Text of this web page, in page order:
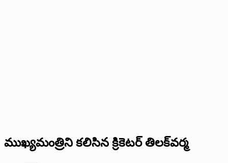
ముఖ్యమంత్రిని కలిసిన క్రికెటర్‌ తిలక్‌వర్మ